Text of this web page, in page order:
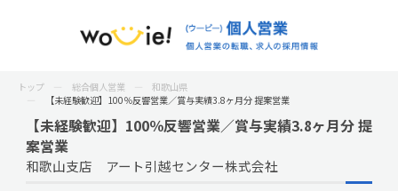
トップ 総合個人営業
和歌山県
【未経験歓迎】100％反響営業／賞与実績3.8ヶ月分 提案営業
【未経験歓迎】100％反響営業／賞与実績3.8ヶ月分 提
案営業
和歌山支店 アート引越センター株式会社